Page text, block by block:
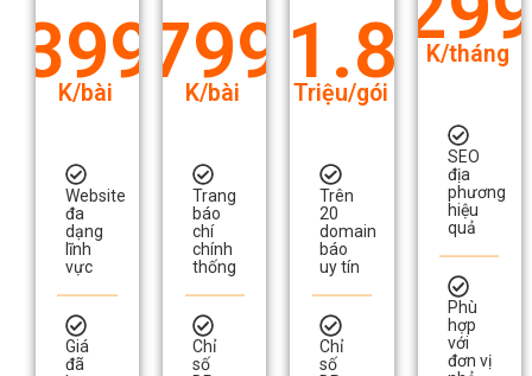
K/bài
dạng
lĩnh
vực
Giá
đã
bao
content
K/bài
chí
chính
thống
Chỉ
số
DR,
UR,
traffic
cao
Triệu/gói
domain
báo
uy tín
Chỉ
số
DR,
UR,
traffic
cao
phương
hiệu
quả
Phù
hợp
với
đơn vị
nhỏ